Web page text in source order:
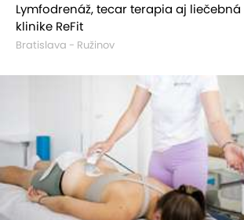
Lymfodrenáž, tecar terapia aj
klinike ReFit
Bratislava - Ružinov